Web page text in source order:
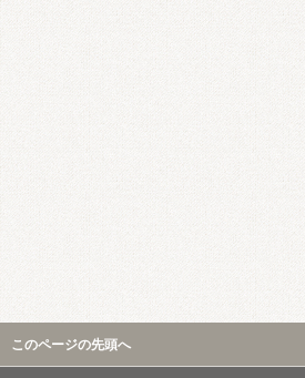
このページの先頭へ